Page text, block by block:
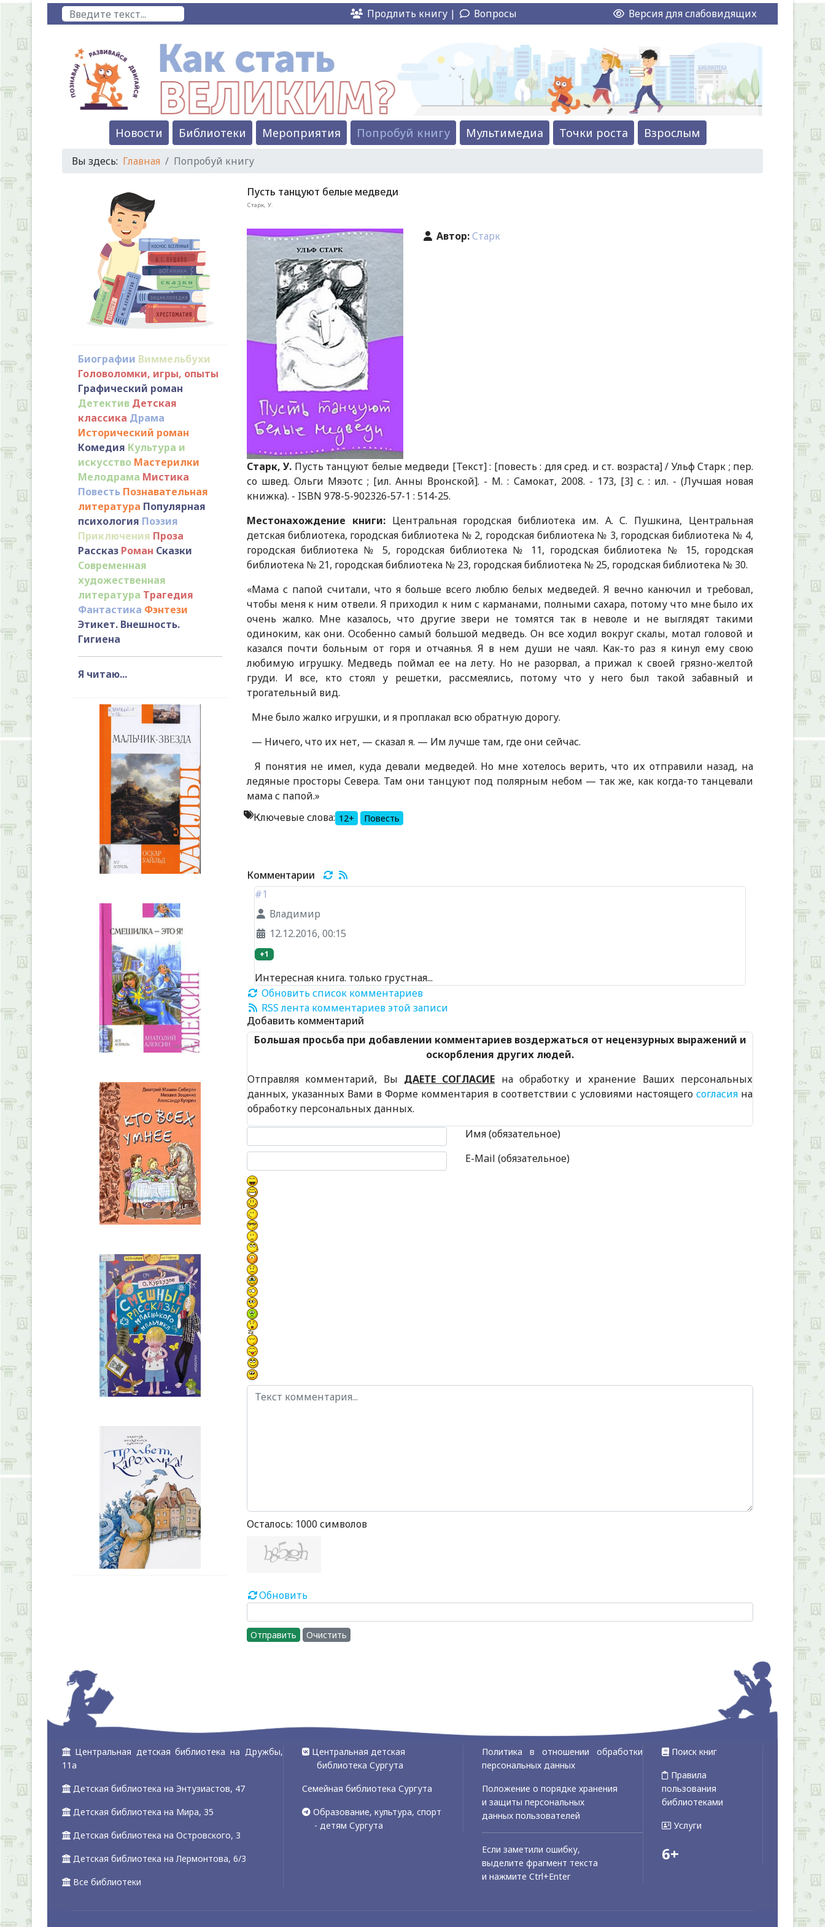
Поиск Продлить книгу | Вопросы Версия для слабовидящих
Новости Библиотеки Мероприятия Попробуй книгу Мультимедиа Точки роста Взрослым
Вы здесь: Главная Попробуй книгу
Биографии Виммельбухи
Головоломки, игры, опыты
Графический роман
Детектив Детская
классика Драма
Исторический роман
Комедия Культура и
искусство Мастерилки
Мелодрама Мистика
Повесть Познавательная
литература Популярная
психология Поэзия
Приключения Проза
Рассказ Роман Сказки
Современная
художественная
литература Трагедия
Фантастика Фэнтези
Этикет. Внешность.
Гигиена
Я читаю...
Пусть танцуют белые медведи
Старк, У.
Автор:Старк
Старк, У. Пусть танцуют белые медведи [Текст] : [повесть : для сред. и ст. возраста] / Ульф Старк ; пер.
со швед. Ольги Мяэотс ; [ил. Анны Вронской]. - М. : Самокат, 2008. - 173, [3] с. : ил. - (Лучшая новая
книжка). - ISBN 978-5-902326-57-1 : 514-25.
Местонахождение книги: Центральная городская библиотека им. А. С. Пушкина, Центральная
детская библиотека, городская библиотека № 2, городская библиотека № 3, городская библиотека № 4,
городская библиотека № 5, городская библиотека № 11, городская библиотека № 15, городская
библиотека № 21, городская библиотека № 23, городская библиотека № 25, городская библиотека № 30.
«Мама с папой считали, что я больше всего люблю белых медведей. Я вечно канючил и требовал,
чтобы меня к ним отвели. Я приходил к ним с карманами, полными сахара, потому что мне было их
очень жалко. Мне казалось, что другие звери не томятся так в неволе и не выглядят такими
одиноким, как они. Особенно самый большой медведь. Он все ходил вокруг скалы, мотал головой и
казался почти больным от горя и отчаянья. Я в нем души не чаял. Как-то раз я кинул ему свою
любимую игрушку. Медведь поймал ее на лету. Но не разорвал, а прижал к своей грязно-желтой
груди. И все, кто стоял у решетки, рассмеялись, потому что у него был такой забавный и
трогательный вид.
Мне было жалко игрушки, и я проплакал всю обратную дорогу.
— Ничего, что их нет, — сказал я. — Им лучше там, где они сейчас.
Я понятия не имел, куда девали медведей. Но мне хотелось верить, что их отправили назад, на
ледяные просторы Севера. Там они танцуют под полярным небом — так же, как когда-то танцевали
мама с папой.»
Ключевые слова: 12+ Повесть
Комментарии
#1
Владимир
12.12.2016, 00:15
+1
Интересная книга. только грустная...
Обновить список комментариев
RSS лента комментариев этой записи
Добавить комментарий
Большая просьба при добавлении комментариев воздержаться от нецензурных выражений и
оскорбления других людей.
Отправляя комментарий, Вы ДАЕТЕ СОГЛАСИЕ на обработку и хранение Ваших персональных
данных, указанных Вами в Форме комментария в соответствии с условиями настоящего согласияна
обработку персональных данных.
Имя (обязательное)
E-Mail (обязательное)
Текст комментария
Осталось: 1000 символов
Обновить
Отправить Очистить
Центральная детская библиотека на Дружбы,
11а
Детская библиотека на Энтузиастов, 47
Детская библиотека на Мира, 35
Детская библиотека на Островского, 3
Детская библиотека на Лермонтова, 6/3
Все библиотеки
Центральная детская
библиотека Сургута
Семейная библиотека Сургута
Образование, культура, спорт
- детям Сургута
Политика в отношении обработки
персональных данных
Положение о порядке хранения
и защиты персональных
данных пользователей
Если заметили ошибку,
выделите фрагмент текста
и нажмите Ctrl+Enter
Поиск книг
Правила
пользования
библиотеками
Услуги
6+